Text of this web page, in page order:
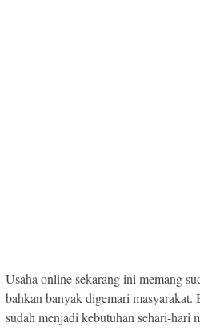
Usaha online sekarang ini memang
bahkan banyak digemari
sudah menjadi kebutuhan sehari-hari